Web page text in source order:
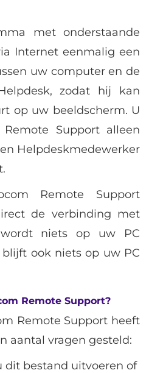
met onderstaande
Internet eenmalig een
uw computer en de
zodat hij kan
op uw beeldscherm. U
Support alleen
Helpdeskmedewerker
Remote Support
de verbinding met
niets op uw PC
ook niets op uw PC
Remote Support?
Remote Support heeft
aantal vragen gesteld:
dit bestand uitvoeren of